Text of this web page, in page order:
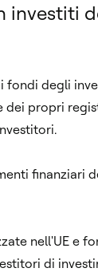
investiti
degli
dei propri
finanziari
nell'UE e
di